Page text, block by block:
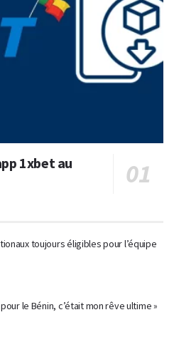
1xbet au
toujours éligibles pour l’équipe
le Bénin, c’était mon rêve ultime »